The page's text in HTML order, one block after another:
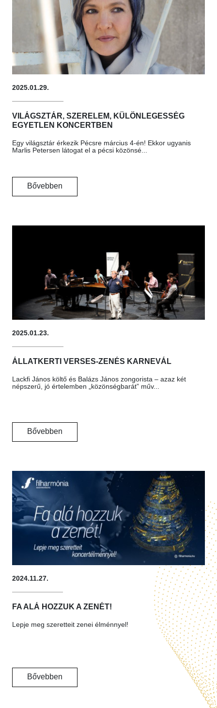
2025.01.29.
VILÁGSZTÁR, SZERELEM, KÜLÖNLEGESSÉG
EGYETLEN KONCERTBEN
Egy világsztár érkezik Pécsre március 4-én! Ekkor ugyanis
Marlis Petersen látogat el a pécsi közönsé...
Bővebben
2025.01.23.
ÁLLATKERTI VERSES-ZENÉS KARNEVÁL
Lackfi János költő és Balázs János zongorista – azaz két
népszerű, jó értelemben „közönségbarát” műv...
Bővebben
2024.11.27.
FA ALÁ HOZZUK A ZENÉT!
Lepje meg szeretteit zenei élménnyel!
Bővebben